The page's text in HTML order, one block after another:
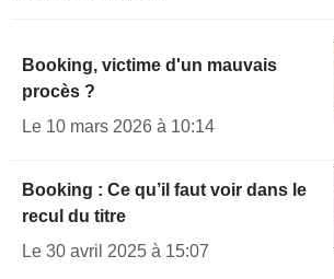
Booking, victime d'un mauvais
procès ?
Le 10 mars 2026 à 10:14
Booking : Ce qu’il faut voir dans le
recul du titre
Le 30 avril 2025 à 15:07